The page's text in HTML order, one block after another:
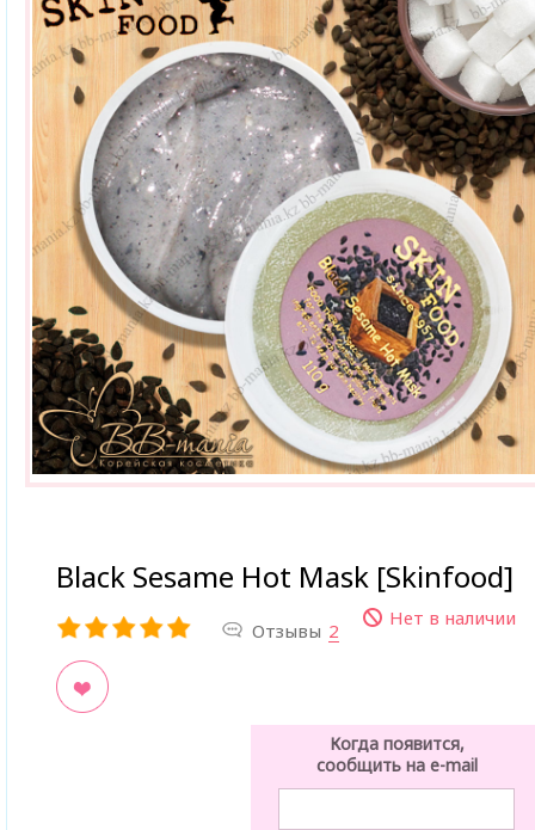
Black Sesame Hot Mask [Skinfood]
Отзывы 2
Нет в наличии
Когда появится,
сообщить на e-mail